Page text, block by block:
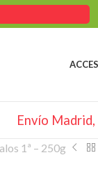
Envío
1ª – 250g